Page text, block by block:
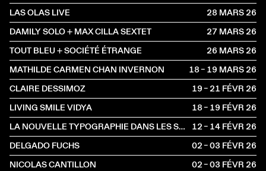
LAS OLAS LIVE
28 MARS2026
DAMILY SOLO + MAX CILLA SEXTET
27 MARS2026
TOUT BLEU + SOCIÉTÉ ÉTRANGE
26 MARS2026
MATHILDE CARMEN CHAN INVERNON
18 – 19 MARS2026
CLAIRE DESSIMOZ
19 – 21 FÉVR2026
LIVING SMILE VIDYA
18 – 19 FÉVR2026
LA NOUVELLE TYPOGRAPHIE DANS LES SCÈNES FRANCOPHONES : INCIDENCES ET RÉSISTANCES
12 – 14 FÉVR2026
DELGADO FUCHS
02 – 03 FÉVR2026
NICOLAS CANTILLON
02 – 03 FÉVR2026